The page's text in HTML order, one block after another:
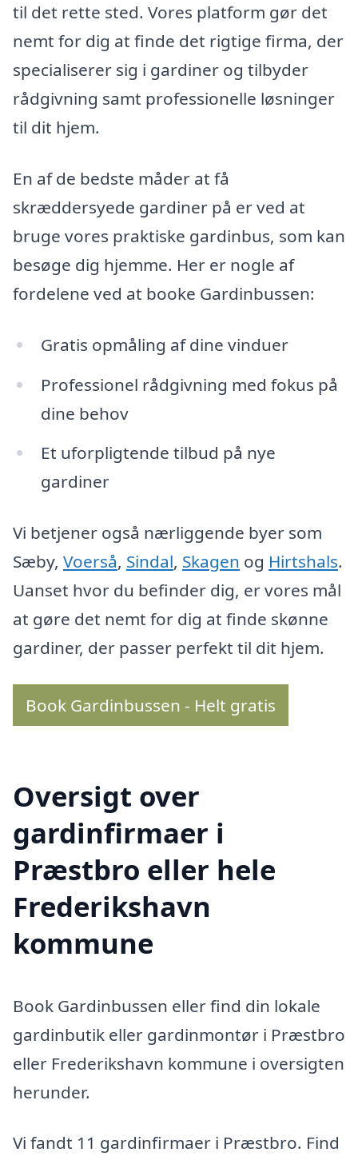
til det rette sted. Vores platform gør det
nemt for dig at finde det rigtige firma, der
specialiserer sig i gardiner og tilbyder
rådgivning samt professionelle løsninger
til dit hjem.
En af de bedste måder at få
skræddersyede gardiner på er ved at
bruge vores praktiske gardinbus, som kan
besøge dig hjemme. Her er nogle af
fordelene ved at booke Gardinbussen:
Gratis opmåling af dine vinduer
Professionel rådgivning med fokus på
dine behov
Et uforpligtende tilbud på nye
gardiner
Vi betjener også nærliggende byer som
Sæby, Voerså, Sindal, Skagen og Hirtshals.
Uanset hvor du befinder dig, er vores mål
at gøre det nemt for dig at finde skønne
gardiner, der passer perfekt til dit hjem.
Book Gardinbussen - Helt gratis
Oversigt over
gardinfirmaer i
Præstbro eller hele
Frederikshavn
kommune
Book Gardinbussen eller find din lokale
gardinbutik eller gardinmontør i Præstbro
eller Frederikshavn kommune i oversigten
herunder.
Vi fandt 11 gardinfirmaer i Præstbro. Find